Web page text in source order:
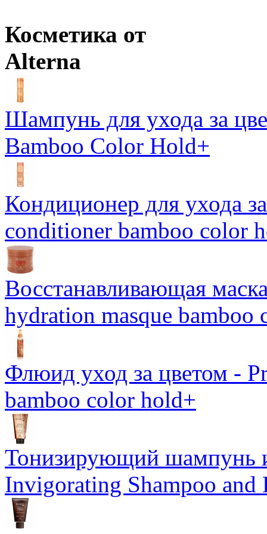
Косметика от
Alterna
Шампунь для ухода за
Bamboo Color Hold+
Кондиционер для ухода
conditioner bamboo color
Восстанавливающая
hydration masque bamboo
Флюид уход за цветом -
bamboo color hold+
Тонизирующий шампунь
Invigorating Shampoo and